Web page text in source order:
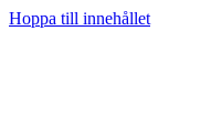
Hoppa till innehållet